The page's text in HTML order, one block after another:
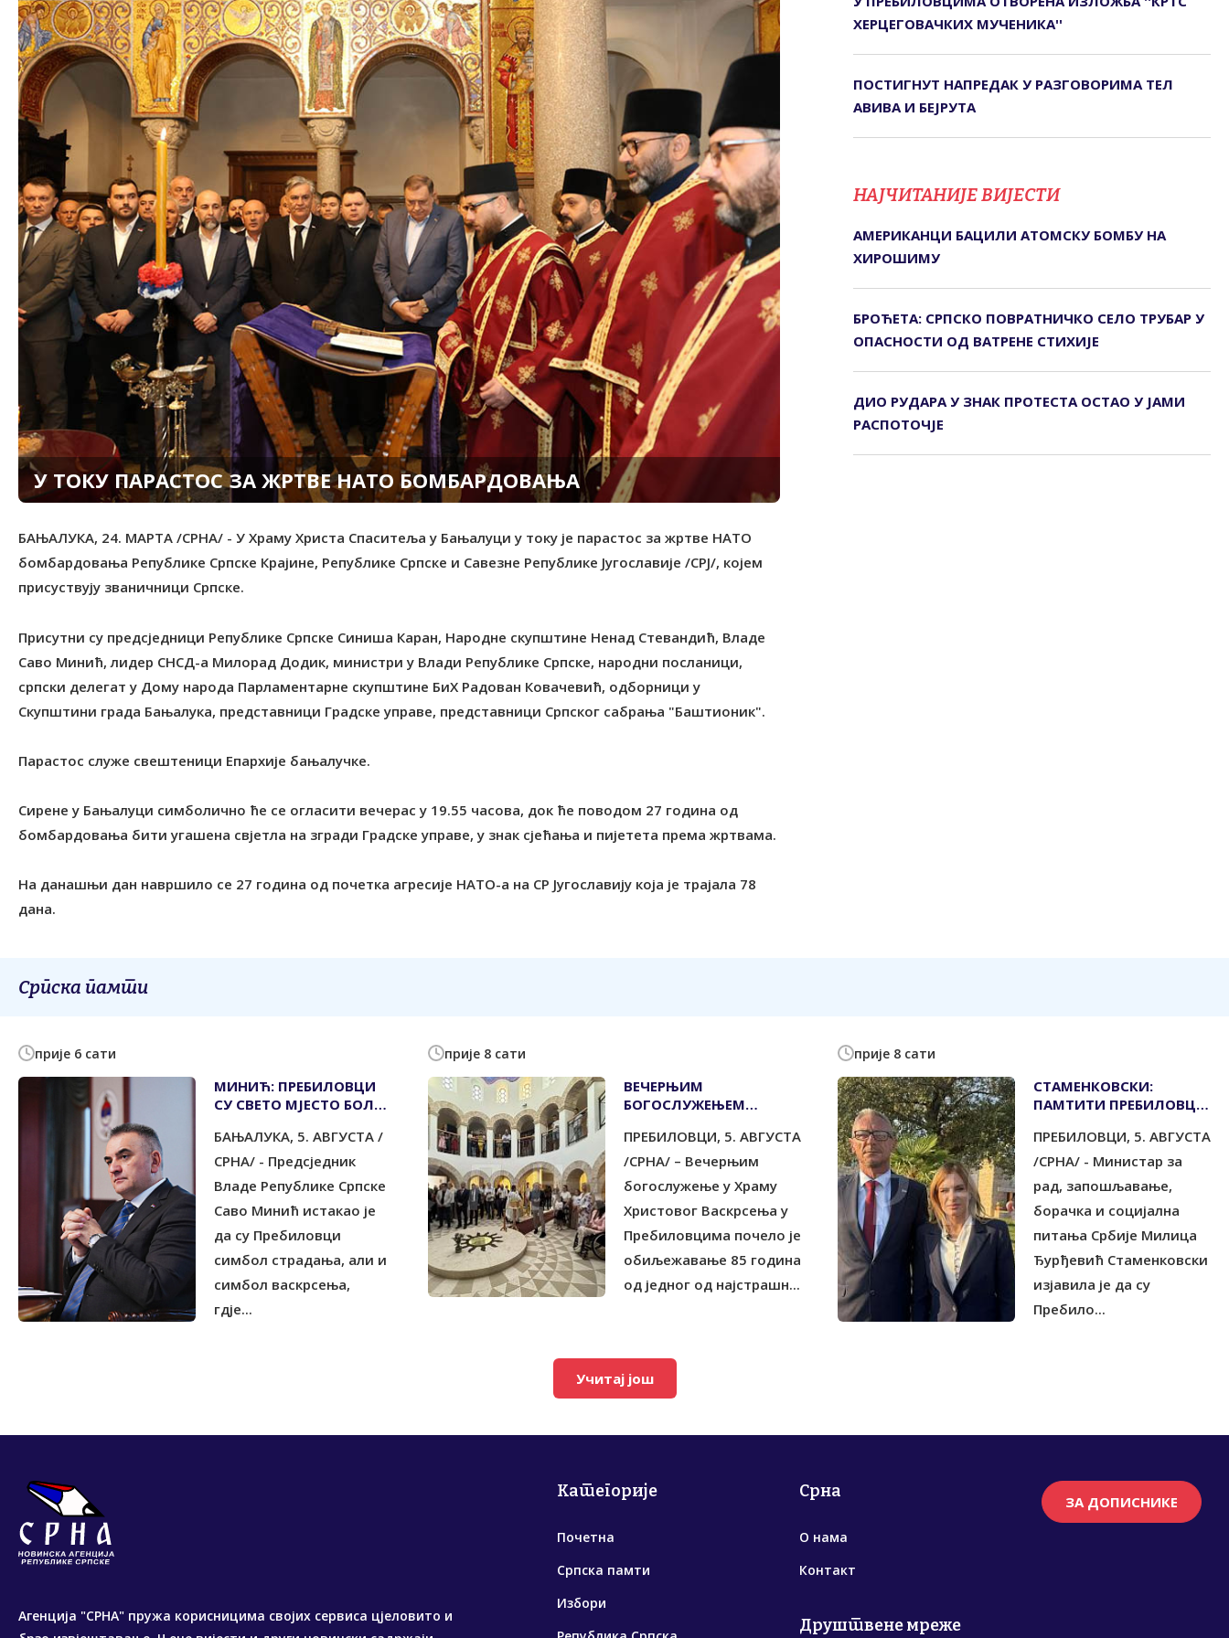
У ТОКУ ПАРАСТОС ЗА ЖРТВЕ НАТО БОМБАРДОВАЊА
БАЊАЛУКА, 24. МАРТА /СРНА/ - У Храму Христа Спаситеља у Бањалуци у току је парастос за жртве НАТО
бомбардовања Републике Српске Крајине, Републике Српске и Савезне Републике Југославије /СРЈ/, којем
присуствују званичници Српске.
Присутни су предсједници Републике Српске Синиша Каран, Народне скупштине Ненад Стевандић, Владе
Саво Минић, лидер СНСД-а Милорад Додик, министри у Влади Републике Српске, народни посланици,
српски делегат у Дому народа Парламентарне скупштине БиХ Радован Ковачевић, одборници у
Скупштини града Бањалука, представници Градске управе, представници Српског сабрања "Баштионик".
Парастос служе свештеници Епархије бањалучке.
Сирене у Бањалуци симболично ће се огласити вечерас у 19.55 часова, док ће поводом 27 година од
бомбардовања бити угашена свјетла на згради Градске управе, у знак сјећања и пијетета према жртвама.
На данашњи дан навршило се 27 година од почетка агресије НАTО-а на СР Југославију која је трајала 78
дана.
ХЕРЦЕГОВАЧКИХ МУЧЕНИКА''
ПОСТИГНУТ НАПРЕДАК У РАЗГОВОРИМА ТЕЛ
АВИВА И БЕЈРУТА
НАЈЧИТАНИЈЕ ВИЈЕСТИ
АМЕРИКАНЦИ БАЦИЛИ АТОМСКУ БОМБУ НА
ХИРОШИМУ
БРОЋЕТА: СРПСКО ПОВРАТНИЧКО СЕЛО ТРУБАР У
ОПАСНОСТИ ОД ВАТРЕНЕ СТИХИЈЕ
ДИО РУДАРА У ЗНАК ПРОТЕСТА ОСТАО У ЈАМИ
РАСПОТОЧЈЕ
Српска памти
прије 6 сати
МИНИЋ: ПРЕБИЛОВЦИ
СУ СВЕТО МЈЕСТО БОЛА
БАЊАЛУКА, 5. АВГУСТА /
СРНА/ - Предсједник
Владе Републике Српске
Саво Минић истакао је
да су Пребиловци
симбол страдања, али и
симбол васкрсења,
гдје...
прије 8 сати
ВЕЧЕРЊИМ
БОГОСЛУЖЕЊЕМ
85 ГОДИНА ОД
СTРАДАЊА СРБА У
ПРЕБИЛОВЦИМА
ПРЕБИЛОВЦИ, 5. АВГУСTА
/СРНА/ – Вечерњим
богослужење у Храму
Христовог Васкрсења у
Пребиловцима почело је
обиљежавање 85 година
од једног од најстрашн...
прије 8 сати
СТАМЕНКОВСКИ:
ПАМТИТИ ПРЕБИЛОВЦЕ,
ЧУВАТИ ЗБОГ БУДУЋИХ
ПОКОЛЕЊА
ПРЕБИЛОВЦИ, 5. АВГУСТА
/СРНА/ - Министар за
рад, запошљавање,
борачка и социјална
питања Србије Милица
Ђурђевић Стаменковски
изјавила је да су
Пребило...
Учитај још
Агенција "СРНА" пружа корисницима својих сервиса цјеловито и
Категорије
Почетна
Српска памти
Избори
Срна
О нама
Контакт
Друштвене мреже
ЗА ДОПИСНИКЕ